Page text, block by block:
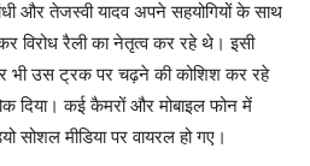
और तेजस्वी यादव अपने सहयोगियों के साथ
विरोध रैली का नेतृत्व कर रहे थे। इसी
भी उस ट्रक पर चढ़ने की कोशिश कर रहे
दिया। कई कैमरों और मोबाइल फोन में
सोशल मीडिया पर वायरल हो गए।